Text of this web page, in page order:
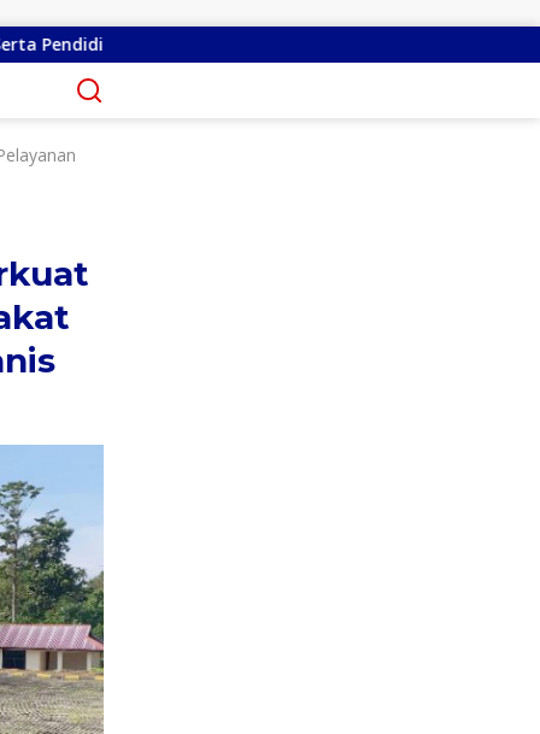
Warga